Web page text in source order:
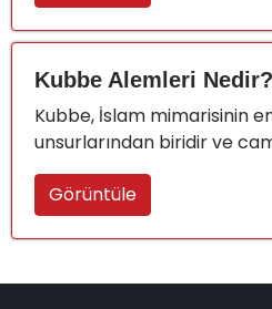
Kubbe Alemleri Nedir?
Kubbe, İslam mimarisinin
unsurlarından biridir ve
Görüntüle